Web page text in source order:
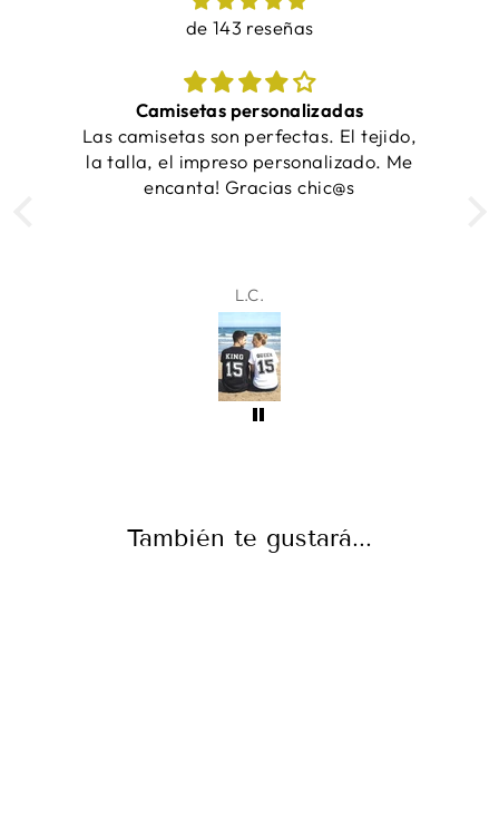
de 143 reseñas
¡Las camisetas quedaron increíbles y se
entregaron a tiempo!
Samantha
También te gustará...